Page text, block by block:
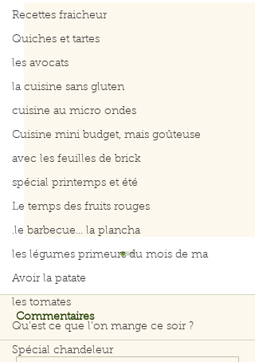
Recettes fraicheur
Quiches et tartes
les avocats
la cuisine sans gluten
cuisine au micro ondes
Cuisine mini budget, mais goûteuse
avec les feuilles de brick
spécial printemps et été
Le temps des fruits rouges
.le barbecue... la plancha
les légumes primeurs du mois de ma
Avoir la patate
les tomates
Qu’est ce que l’on mange ce soir ?
Spécial chandeleur
Commentaires